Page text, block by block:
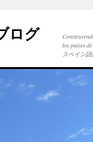
ログ
los países
スペイン